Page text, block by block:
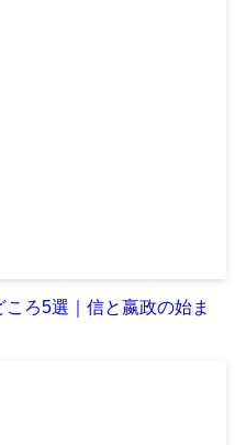
ろ5選｜信と嬴政の始ま